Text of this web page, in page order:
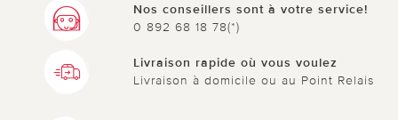
Nos conseillers sont à votre service!
0 892 68 18 78(*)
Livraison rapide où vous voulez
Livraison à domicile ou au Point Relais